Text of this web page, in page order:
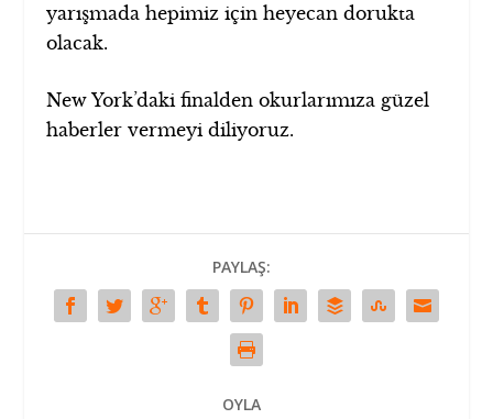
yarışmada hepimiz için heyecan dorukta
olacak.
New York’daki finalden okurlarımıza güzel
haberler vermeyi diliyoruz.
PAYLAŞ:
OYLA